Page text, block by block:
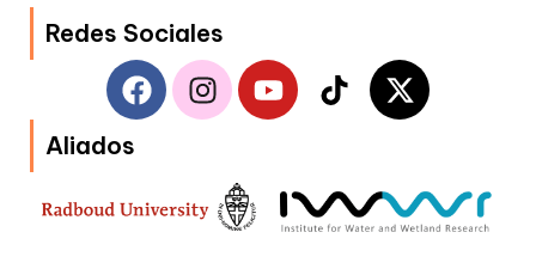
Redes Sociales
F
a
c
b
o
I
n
s
g
Y
o
u
u
b
T
i
o
k
X
-
t
i
t
Aliados